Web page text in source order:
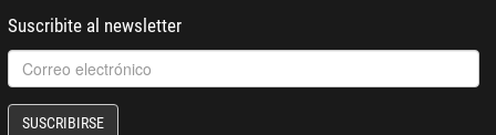
Suscribite al newsletter
SUSCRIBIRSE